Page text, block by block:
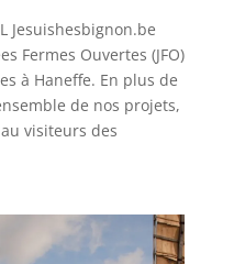
Jesuishesbignon.be
Fermes Ouvertes (JFO)
à Haneffe. En plus de
de nos projets,
visiteurs des